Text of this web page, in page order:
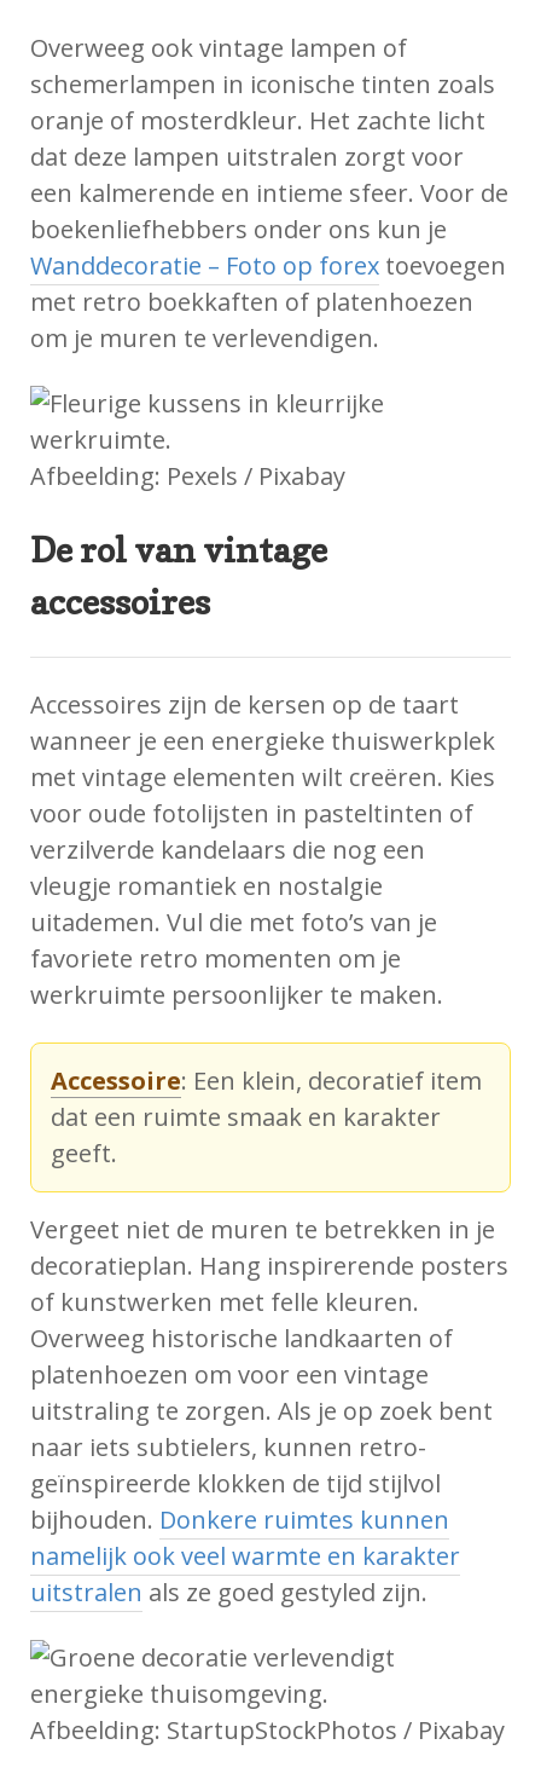
Overweeg ook vintage lampen of
schemerlampen in iconische tinten zoals
oranje of mosterdkleur. Het zachte licht
dat deze lampen uitstralen zorgt voor
een kalmerende en intieme sfeer. Voor de
boekenliefhebbers onder ons kun je
Wanddecoratie – Foto op forex toevoegen
met retro boekkaften of platenhoezen
om je muren te verlevendigen.
Afbeelding: Pexels / Pixabay
De rol van vintage
accessoires
Accessoires zijn de kersen op de taart
wanneer je een energieke thuiswerkplek
met vintage elementen wilt creëren. Kies
voor oude fotolijsten in pasteltinten of
verzilverde kandelaars die nog een
vleugje romantiek en nostalgie
uitademen. Vul die met foto’s van je
favoriete retro momenten om je
werkruimte persoonlijker te maken.
Accessoire: Een klein, decoratief item
dat een ruimte smaak en karakter
geeft.
Vergeet niet de muren te betrekken in je
decoratieplan. Hang inspirerende posters
of kunstwerken met felle kleuren.
Overweeg historische landkaarten of
platenhoezen om voor een vintage
uitstraling te zorgen. Als je op zoek bent
naar iets subtielers, kunnen retro-
geïnspireerde klokken de tijd stijlvol
bijhouden. Donkere ruimtes kunnen
namelijk ook veel warmte en karakter
uitstralen als ze goed gestyled zijn.
Afbeelding: StartupStockPhotos / Pixabay